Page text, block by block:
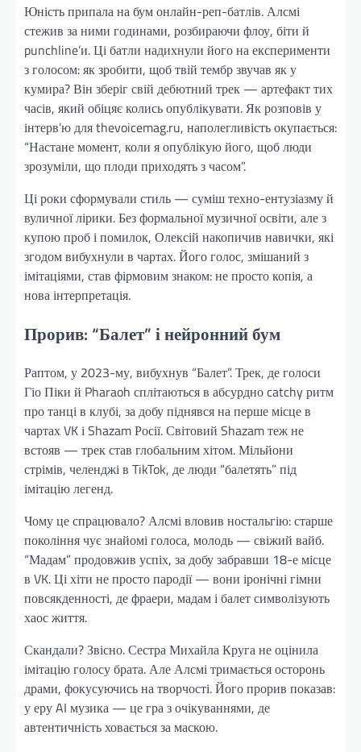
Юність припала на бум онлайн-реп-батлів. Алсмі
стежив за ними годинами, розбираючи флоу, біти й
punchline’и. Ці батли надихнули його на експерименти
з голосом: як зробити, щоб твій тембр звучав як у
кумира? Він зберіг свій дебютний трек — артефакт тих
часів, який обіцяє колись опублікувати. Як розповів у
інтерв’ю для thevoicemag.ru, наполегливість окупається:
“Настане момент, коли я опублікую його, щоб люди
зрозуміли, що плоди приходять з часом”.
Ці роки сформували стиль — суміш техно-ентузіазму й
вуличної лірики. Без формальної музичної освіти, але з
купою проб і помилок, Олексій накопичив навички, які
згодом вибухнули в чартах. Його голос, змішаний з
імітаціями, став фірмовим знаком: не просто копія, а
нова інтерпретація.
Прорив: “Балет” і нейронний бум
Раптом, у 2023-му, вибухнув “Балет”. Трек, де голоси
Гіо Піки й Pharaoh сплітаються в абсурдно catchy ритм
про танці в клубі, за добу піднявся на перше місце в
чартах VK і Shazam Росії. Світовий Shazam теж не
встояв — трек став глобальним хітом. Мільйони
стрімів, челенджі в TikTok, де люди “балетять” під
імітацію легенд.
Чому це спрацювало? Алсмі вловив ностальгію: старше
покоління чує знайомі голоса, молодь — свіжий вайб.
“Мадам” продовжив успіх, за добу забравши 18-е місце
в VK. Ці хіти не просто пародії — вони іронічні гімни
повсякденності, де фраери, мадам і балет символізують
хаос життя.
Скандали? Звісно. Сестра Михайла Круга не оцінила
імітацію голосу брата. Але Алсмі тримається осторонь
драми, фокусуючись на творчості. Його прорив показав:
у еру AI музика — це гра з очікуваннями, де
автентичність ховається за маскою.